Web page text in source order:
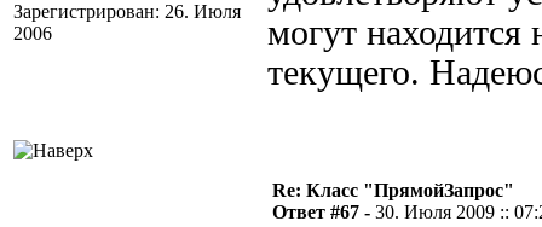
Зарегистрирован: 26. Июля
2006
могут находится
текущего.
Re: Класс "ПрямойЗапрос"
Ответ #67 - 30. Июля 2009 ::